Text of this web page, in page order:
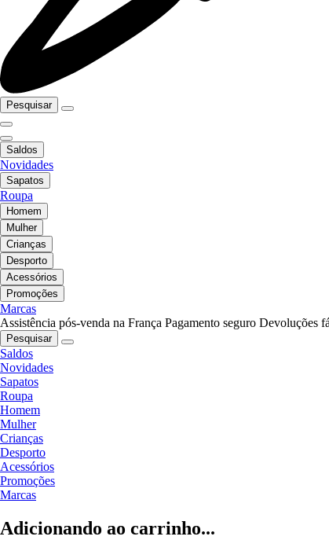
Pesquisar
Saldos
Novidades
Sapatos
Roupa
Homem
Mulher
Crianças
Desporto
Acessórios
Promoções
Marcas
Assistência pós-venda na França Pagamento seguro Devoluções
Pesquisar
Saldos
Novidades
Sapatos
Roupa
Homem
Mulher
Crianças
Desporto
Acessórios
Promoções
Marcas
Adicionando ao carrinho...